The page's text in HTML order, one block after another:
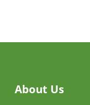
About Us